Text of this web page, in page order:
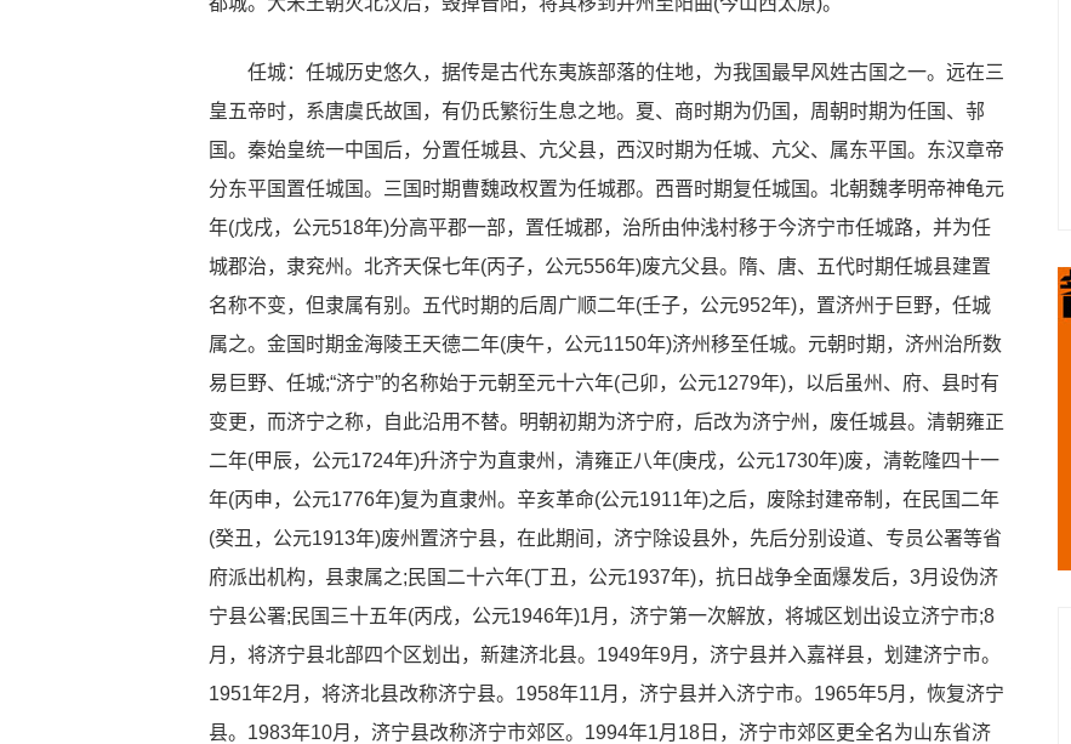
任城：任城历史悠久，据传是古代东夷族部落的住地，为我国最早风姓古国之一。远在三
皇五帝时，系唐虞氏故国，有仍氏繁衍生息之地。夏、商时期为仍国，周朝时期为任国、邿
国。秦始皇统一中国后，分置任城县、亢父县，西汉时期为任城、亢父、属东平国。东汉章帝
分东平国置任城国。三国时期曹魏政权置为任城郡。西晋时期复任城国。北朝魏孝明帝神龟元
年(戊戌，公元518年)分高平郡一部，置任城郡，治所由仲浅村移于今济宁市任城路，并为任
城郡治，隶兖州。北齐天保七年(丙子，公元556年)废亢父县。隋、唐、五代时期任城县建置
名称不变，但隶属有别。五代时期的后周广顺二年(壬子，公元952年)，置济州于巨野，任城
属之。金国时期金海陵王天德二年(庚午，公元1150年)济州移至任城。元朝时期，济州治所数
易巨野、任城;“济宁”的名称始于元朝至元十六年(己卯，公元1279年)，以后虽州、府、县时有
变更，而济宁之称，自此沿用不替。明朝初期为济宁府，后改为济宁州，废任城县。清朝雍正
二年(甲辰，公元1724年)升济宁为直隶州，清雍正八年(庚戌，公元1730年)废，清乾隆四十一
年(丙申，公元1776年)复为直隶州。辛亥革命(公元1911年)之后，废除封建帝制，在民国二年
(癸丑，公元1913年)废州置济宁县，在此期间，济宁除设县外，先后分别设道、专员公署等省
府派出机构，县隶属之;民国二十六年(丁丑，公元1937年)，抗日战争全面爆发后，3月设伪济
宁县公署;民国三十五年(丙戌，公元1946年)1月，济宁第一次解放，将城区划出设立济宁市;8
月，将济宁县北部四个区划出，新建济北县。1949年9月，济宁县并入嘉祥县，划建济宁市。
1951年2月，将济北县改称济宁县。1958年11月，济宁县并入济宁市。1965年5月，恢复济宁
县。1983年10月，济宁县改称济宁市郊区。1994年1月18日，济宁市郊区更全名为山东省济